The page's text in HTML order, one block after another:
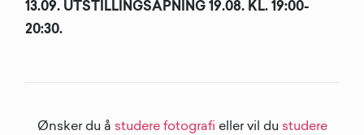
13.09. UTSTILLINGSÅPNING 19.08. KL. 19:00-
20:30.
Ønsker du å studere fotografi eller vil du studere